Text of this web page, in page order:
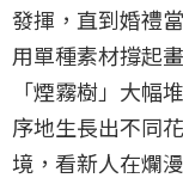
發揮，直到婚禮
用單種素材撐起
「煙霧樹」大幅
序地生長出不同
境，看新人在爛